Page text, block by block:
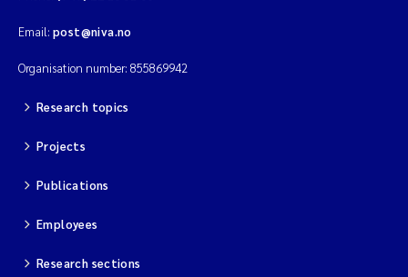
Email: post@niva.no
Organisation number: 855869942
Research topics
Projects
Publications
Employees
Research sections